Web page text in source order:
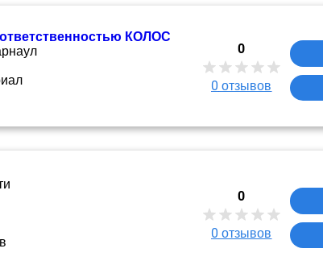
КОЛОС
0
0 отзывов
0
0 отзывов